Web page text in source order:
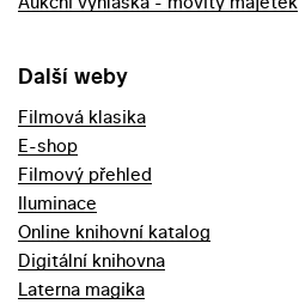
Další weby
Filmová klasika
E-shop
Filmový přehled
Iluminace
Online knihovní katalog
Digitální knihovna
Laterna magika